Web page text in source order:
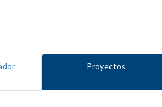
Proyectos